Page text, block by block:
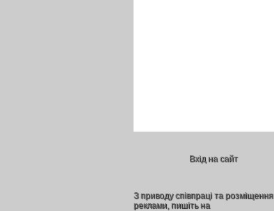
Вхід на сайт
З приводу співпраці та розміщення
реклами, пишіть на